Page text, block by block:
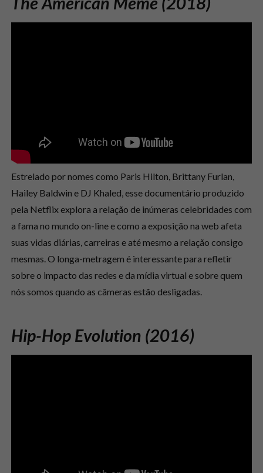
Estrelado por nomes como Paris Hilton, Brittany Furlan,
Hailey Baldwin e DJ Khaled, esse documentário produzido
pela Netflix explora a relação de inúmeras celebridades com
a fama no mundo on-line e como a exposição na web afeta
suas vidas diárias, carreiras e até mesmo a relação consigo
mesmas. O longa-metragem é interessante para refletir
sobre o impacto das redes e da mídia virtual e sobre quem
nós somos quando as câmeras estão desligadas.
Hip-Hop Evolution (2016)